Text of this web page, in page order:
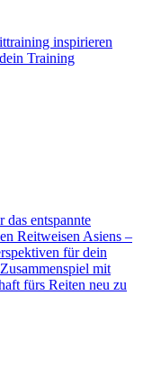
inspirieren
Training
das entspannte
Reitweisen Asiens –
für dein
mit
fürs Reiten neu zu